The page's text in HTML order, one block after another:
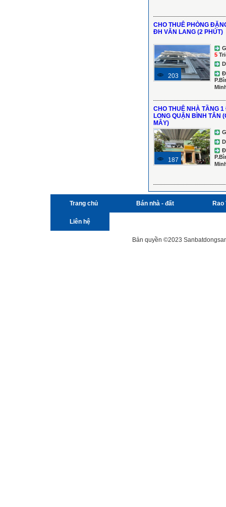
CHO THUÊ PHÒNG
ĐH VĂN LANG (2 PHÚT)
203
5
CHO THUÊ NHÀ TẦNG
LONG QUẬN BÌNH TÂN
MÂY)
187
Trang chủ Bán nhà - đất Rao
Liên hệ
Bản quyền ©2023